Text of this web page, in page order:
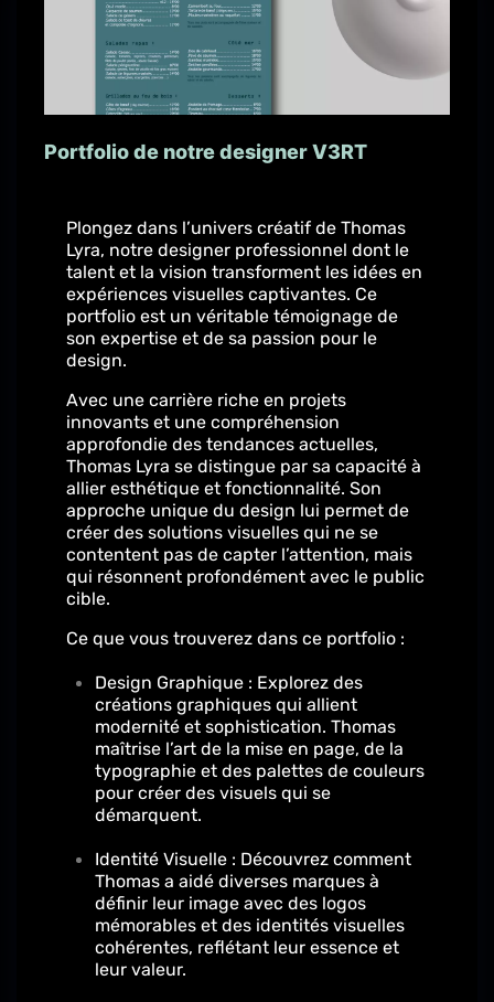
Portfolio de notre designer V3RT
Plongez dans l’univers créatif de Thomas
Lyra, notre designer professionnel dont le
talent et la vision transforment les idées en
expériences visuelles captivantes. Ce
portfolio est un véritable témoignage de
son expertise et de sa passion pour le
design.
Avec une carrière riche en projets
innovants et une compréhension
approfondie des tendances actuelles,
Thomas Lyra se distingue par sa capacité à
allier esthétique et fonctionnalité. Son
approche unique du design lui permet de
créer des solutions visuelles qui ne se
contentent pas de capter l’attention, mais
qui résonnent profondément avec le public
cible.
Ce que vous trouverez dans ce portfolio :
Design Graphique : Explorez des
créations graphiques qui allient
modernité et sophistication. Thomas
maîtrise l’art de la mise en page, de la
typographie et des palettes de couleurs
pour créer des visuels qui se
démarquent.
Identité Visuelle : Découvrez comment
Thomas a aidé diverses marques à
définir leur image avec des logos
mémorables et des identités visuelles
cohérentes, reflétant leur essence et
leur valeur.